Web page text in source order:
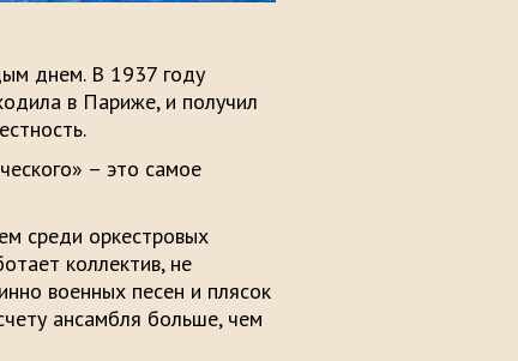
днем. В 1937 году
в Париже, и получил
– это самое
среди оркестровых
коллектив, не
военных песен и плясок
ансамбля больше, чем